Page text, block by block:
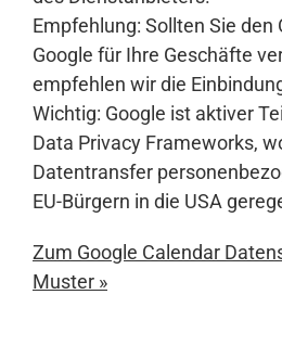
Empfehlung: Sollten Sie den
Google für Ihre Geschäfte
empfehlen wir die
Wichtig: Google ist aktiver
Data Privacy Frameworks,
Datentransfer
EU-Bürgern in die USA
Zum Google Calendar
Muster »